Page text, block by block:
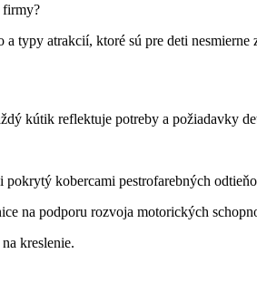
firmy?
a typy atrakcií, ktoré sú pre deti
kútik reflektuje potreby a požiadavky
kobercami pestrofarebných
na podporu rozvoja motorických
kreslenie.